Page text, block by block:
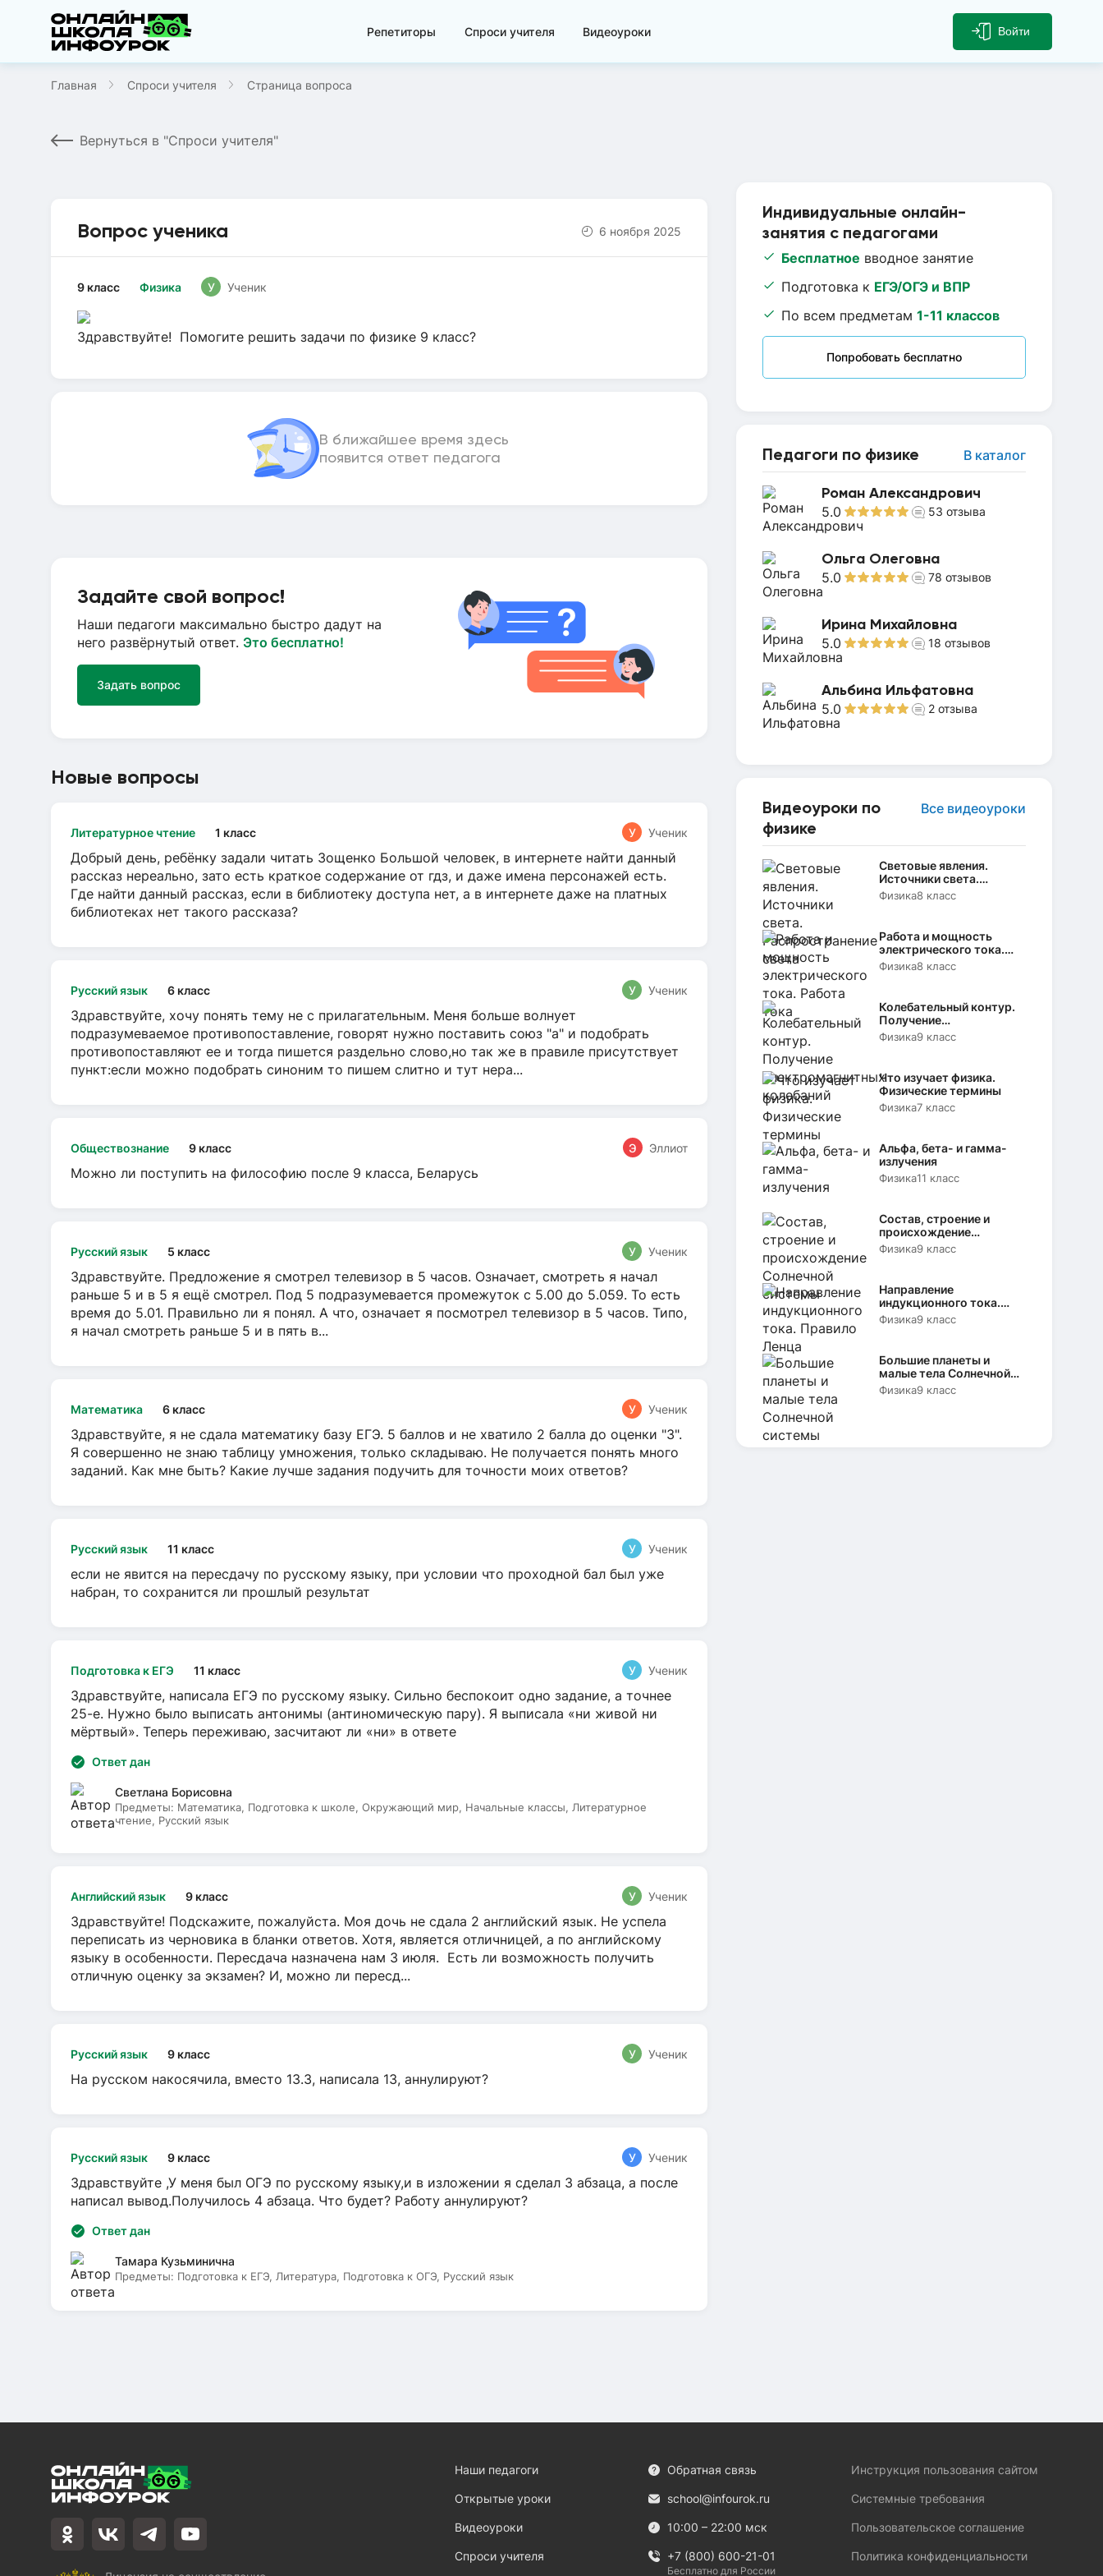
Репетиторы Спроси учителя Видеоуроки Войти
Главная Спроси учителя Страница вопроса
Вернуться в "Спроси учителя"
Индивидуальные онлайн-
занятия с педагогами
Бесплатное вводное занятие
Подготовка к ЕГЭ/ОГЭ и ВПР
По всем предметам 1-11 классов
Попробовать бесплатно
Педагоги по физике В каталог
Роман Александрович
5.0 53 отзыва
Ольга Олеговна
5.0 78 отзывов
Ирина Михайловна
5.0 18 отзывов
Альбина Ильфатовна
5.0 2 отзыва
Видеоуроки по
физике
Все видеоуроки
Световые явления.
Источники света.
Распространение света
Физика8 класс
Работа и мощность
электрического тока.
Работа тока
Физика8 класс
Колебательный контур.
Получение
электромагнитных
колебаний
Физика9 класс
Что изучает физика.
Физические термины
Физика7 класс
Альфа, бета- и гамма-
излучения
Физика11 класс
Состав, строение и
происхождение
Солнечной системы
Физика9 класс
Направление
индукционного тока.
Правило Ленца
Физика9 класс
Большие планеты и
малые тела Солнечной
системы
Физика9 класс
Вопрос ученика 6 ноября 2025
Физика
9 класс У Ученик
Здравствуйте! Помогите решить задачи по физике 9 класс?
В ближайшее время здесь
появится ответ педагога
Задайте свой вопрос!
Наши педагоги максимально быстро дадут на
него развёрнутый ответ. Это бесплатно!
Задать вопрос
Новые вопросы
Литературное чтение 1 класс У Ученик
Добрый день, ребёнку задали читать Зощенко Большой человек, в интернете найти данный
рассказ нереально, зато есть краткое содержание от гдз, и даже имена персонажей есть.
Где найти данный рассказ, если в библиотеку доступа нет, а в интернете даже на платных
библиотеках нет такого рассказа?
Русский язык 6 класс У Ученик
Здравствуйте, хочу понять тему не с прилагательным. Меня больше волнует
подразумеваемое противопоставление, говорят нужно поставить союз "а" и подобрать
противопоставляют ее и тогда пишется раздельно слово,но так же в правиле присутствует
пункт:если можно подобрать синоним то пишем слитно и тут нера...
Обществознание 9 класс Э Эллиот
Можно ли поступить на философию после 9 класса, Беларусь
Русский язык 5 класс У Ученик
Здравствуйте. Предложение я смотрел телевизор в 5 часов. Означает, смотреть я начал
раньше 5 и в 5 я ещё смотрел. Под 5 подразумевается промежуток с 5.00 до 5.059. То есть
время до 5.01. Правильно ли я понял. А что, означает я посмотрел телевизор в 5 часов. Типо,
я начал смотреть раньше 5 и в пять в...
Математика 6 класс У Ученик
Здравствуйте, я не сдала математику базу ЕГЭ. 5 баллов и не хватило 2 балла до оценки "3".
Я совершенно не знаю таблицу умножения, только складываю. Не получается понять много
заданий. Как мне быть? Какие лучше задания подучить для точности моих ответов?
Русский язык 11 класс У Ученик
если не явится на пересдачу по русскому языку, при условии что проходной бал был уже
набран, то сохранится ли прошлый результат
Подготовка к ЕГЭ 11 класс У Ученик
Здравствуйте, написала ЕГЭ по русскому языку. Сильно беспокоит одно задание, а точнее
25-е. Нужно было выписать антонимы (антиномическую пару). Я выписала «ни живой ни
мёртвый». Теперь переживаю, засчитают ли «ни» в ответе
Ответ дан
Светлана Борисовна
Предметы: Математика, Подготовка к школе, Окружающий мир, Начальные классы, Литературное
чтение, Русский язык
Английский язык 9 класс У Ученик
Здравствуйте! Подскажите, пожалуйста. Моя дочь не сдала 2 английский язык. Не успела
переписать из черновика в бланки ответов. Хотя, является отличницей, а по английскому
языку в особенности. Пересдача назначена нам 3 июля. Есть ли возможность получить
отличную оценку за экзамен? И, можно ли пересд...
Русский язык 9 класс У Ученик
На русском накосячила, вместо 13.3, написала 13, аннулируют?
Русский язык 9 класс У Ученик
Здравствуйте ,У меня был ОГЭ по русскому языку,и в изложении я сделал 3 абзаца, а после
написал вывод.Получилось 4 абзаца. Что будет? Работу аннулируют?
Ответ дан
Тамара Кузьминична
Предметы: Подготовка к ЕГЭ, Литература, Подготовка к ОГЭ, Русский язык
Наши педагоги
Открытые уроки
Видеоуроки
Спроси учителя
Обратная связь
school@infourok.ru
10:00 – 22:00 мск
+7 (800) 600-21-01
Бесплатно для России
Инструкция пользования сайтом
Системные требования
Пользовательское соглашение
Политика конфиденциальности